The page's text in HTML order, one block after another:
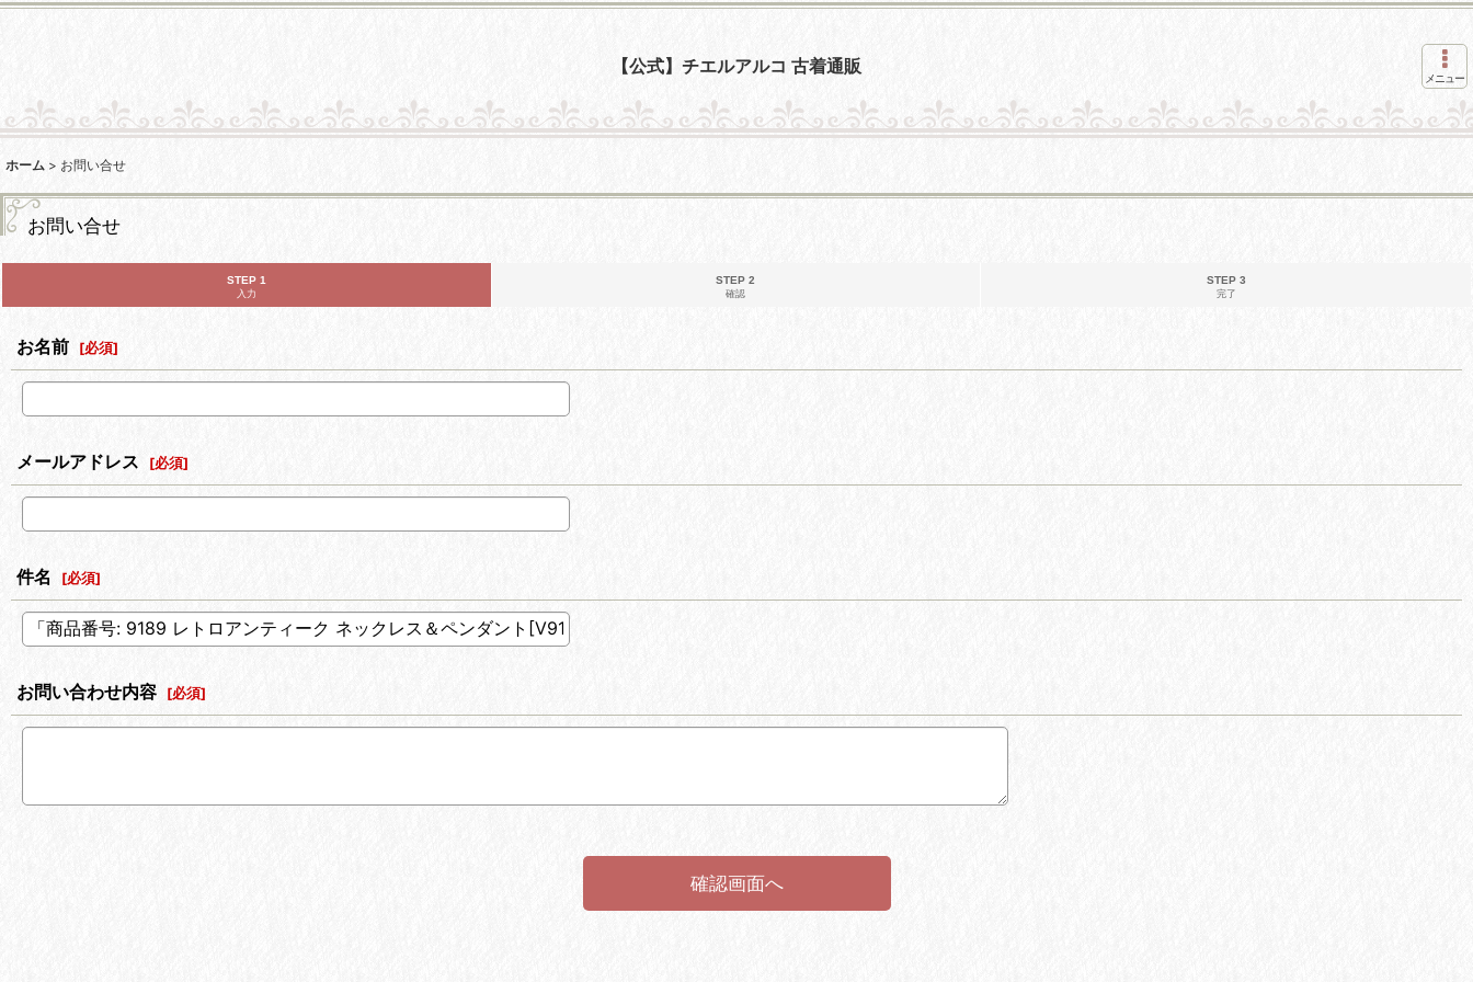
【公式】チエルアルコ 古着通販
メニュー
ホーム > お問い合せ
お問い合せ
STEP 1
入力
STEP 2
確認
STEP 3
完了
お名前 [必須]
メールアドレス [必須]
件名 [必須]
お問い合わせ内容 [必須]
確認画面へ